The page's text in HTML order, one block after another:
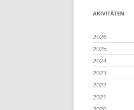
AKIVITÄTEN
2026
2025
2024
2023
2022
2021